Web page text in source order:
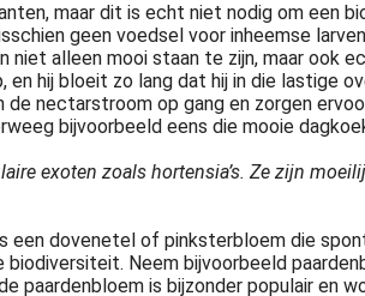
maar dit is echt niet nodig om een
geen voedsel voor inheemse
alleen mooi staan te zijn, maar ook
hij bloeit zo lang dat hij in die lastige
nectarstroom op gang en zorgen
bijvoorbeeld eens die mooie
exoten zoals hortensia’s. Ze zijn
een dovenetel of pinksterbloem die
Neem bijvoorbeeld
paardenbloem is bijzonder populair en